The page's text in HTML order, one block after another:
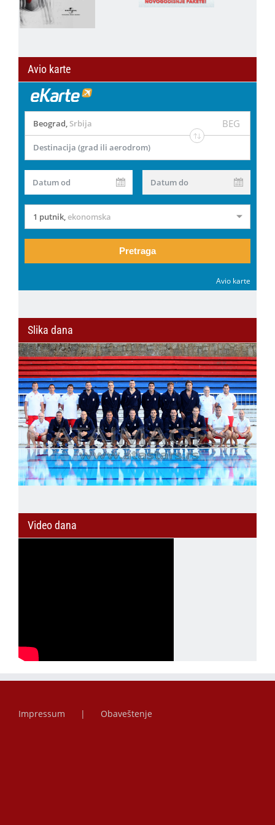
Avio karte
Beograd, Srbija BEG
Destinacija (grad ili aerodrom)
Datum od Datum do
1 putnik,ekonomska
Pretraga
Avio karte
Slika dana
Video dana
Impressum Obaveštenje